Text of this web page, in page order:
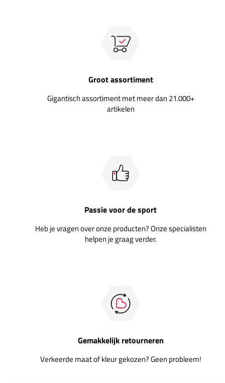
Groot assortiment
Gigantisch assortiment met meer dan 21.000+
artikelen
Passie voor de sport
Heb je vragen over onze producten? Onze specialisten
helpen je graag verder.
Gemakkelijk retourneren
Verkeerde maat of kleur gekozen? Geen probleem!